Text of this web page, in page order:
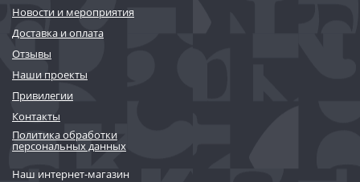
Новости и мероприятия
Доставка и оплата
Отзывы
Наши проекты
Привилегии
Контакты
Политика обработки
персональных данных
Наш интернет-магазин